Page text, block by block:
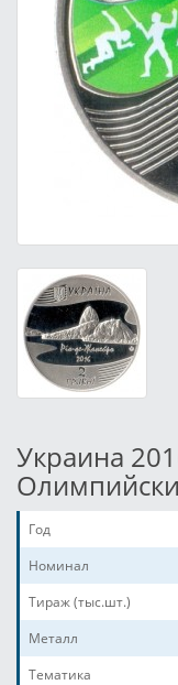
Украина
Год
Номинал
Тираж (тыс.шт.)
Металл
Тематика